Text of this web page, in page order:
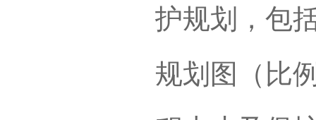
护规划，包
规划图（比